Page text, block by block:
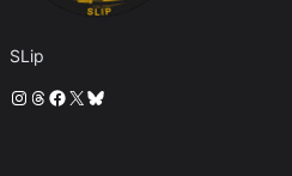
SLip
Instagram
Threads
Facebook
X Bluesky